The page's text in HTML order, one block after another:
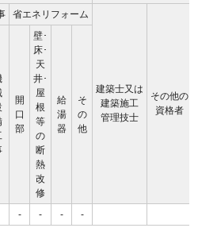
省エネリフォーム
建築士又は
建築施工
管理技士
その他の
資格者
開
口
部
壁･
床･
天
井･
屋
根
等
の
断
熱
改
修
給
湯
器
そ
の
他
- - - -